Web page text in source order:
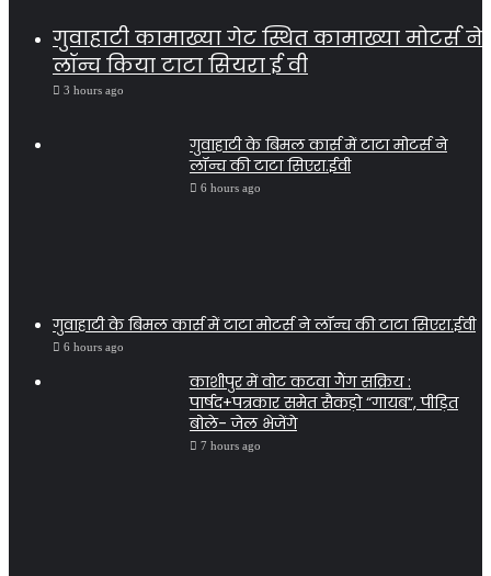
गुवाहाटी कामाख्या गेट स्थित कामाख्या मोटर्स ने
लॉन्च किया टाटा सियरा ई वी
3 hours ago
गुवाहाटी के बिमल कार्स में टाटा मोटर्स ने
लॉन्च की टाटा सिएरा.ईवी
6 hours ago
गुवाहाटी के बिमल कार्स में टाटा मोटर्स ने लॉन्च की टाटा सिएरा.ईवी
6 hours ago
काशीपुर में वोट कटवा गैंग सक्रिय :
पार्षद+पत्रकार समेत सैकड़ो “गायब”, पीड़ित
बोले- जेल भेजेंगे
7 hours ago